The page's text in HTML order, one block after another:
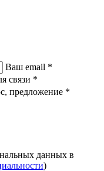
Ваш email *
связи *
предложение *
данных в
)